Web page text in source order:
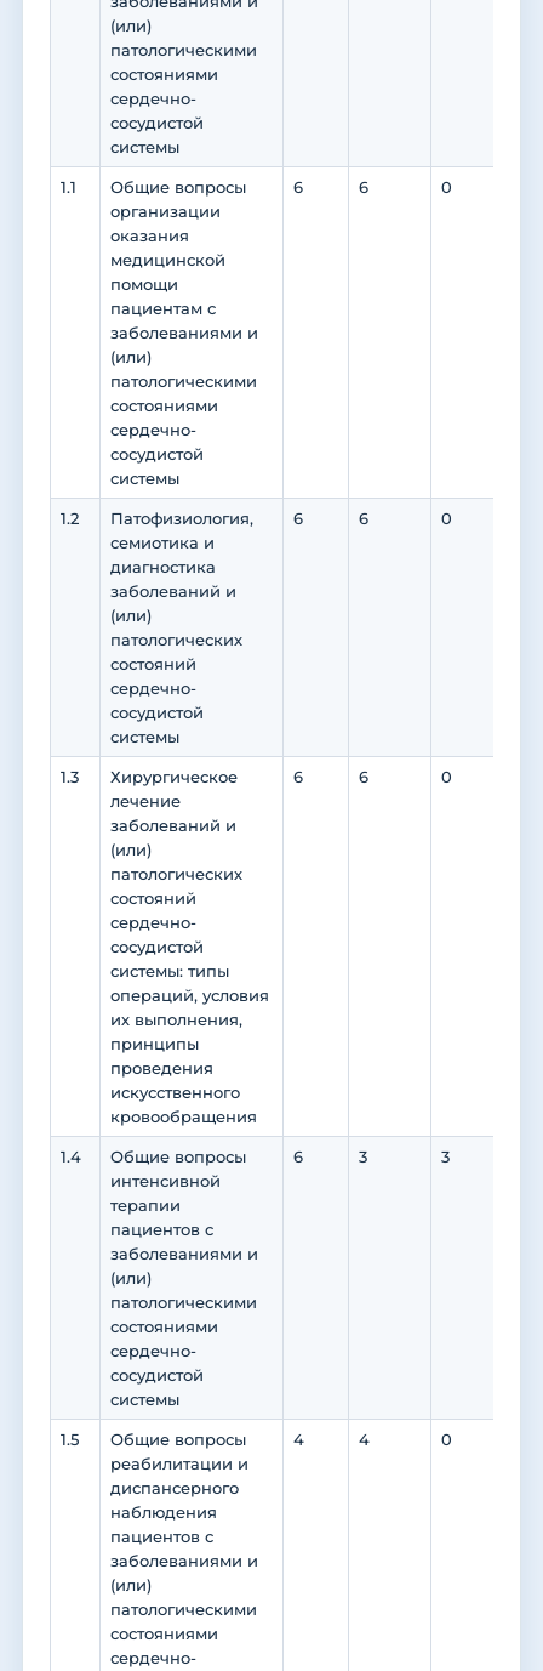
(или)
патологическими
состояниями
сердечно-
сосудистой
системы
1.1
Общие вопросы
организации
оказания
медицинской
помощи
пациентам с
заболеваниями и
(или)
патологическими
состояниями
сердечно-
сосудистой
системы
6 6 0
1.2
Патофизиология,
семиотика и
диагностика
заболеваний и
(или)
патологических
состояний
сердечно-
сосудистой
системы
6 6 0
1.3
Хирургическое
лечение
заболеваний и
(или)
патологических
состояний
сердечно-
сосудистой
системы: типы
операций, условия
их выполнения,
принципы
проведения
искусственного
кровообращения
6 6 0
1.4
Общие вопросы
интенсивной
терапии
пациентов с
заболеваниями и
(или)
патологическими
состояниями
сердечно-
сосудистой
системы
6 3 3
1.5
Общие вопросы
реабилитации и
диспансерного
наблюдения
пациентов с
заболеваниями и
(или)
патологическими
состояниями
сердечно-
4 4 0